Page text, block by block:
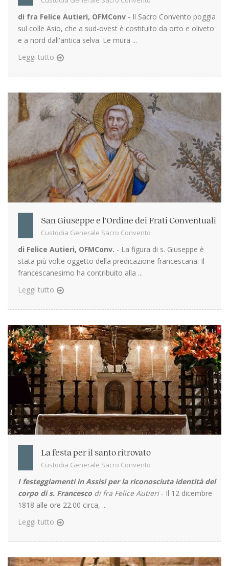
di fra Felice Autieri, OFMConv - Il Sacro Convento poggia
sul colle Asio, che a sud-ovest è costituito da orto e oliveto
e a nord dall'antica selva. Le mura ...
Leggi tutto
San Giuseppe e l'Ordine dei Frati Conventuali
Custodia Generale Sacro Convento
di Felice Autieri, OFMConv. - La figura di s. Giuseppe è
stata più volte oggetto della predicazione francescana. Il
francescanesimo ha contribuito alla ...
Leggi tutto
La festa per il santo ritrovato
Custodia Generale Sacro Convento
I festeggiamenti in Assisi per la riconosciuta identità del
corpo di s. Francesco di fra Felice Autieri- Il 12 dicembre
1818 alle ore 22.00 circa, ...
Leggi tutto